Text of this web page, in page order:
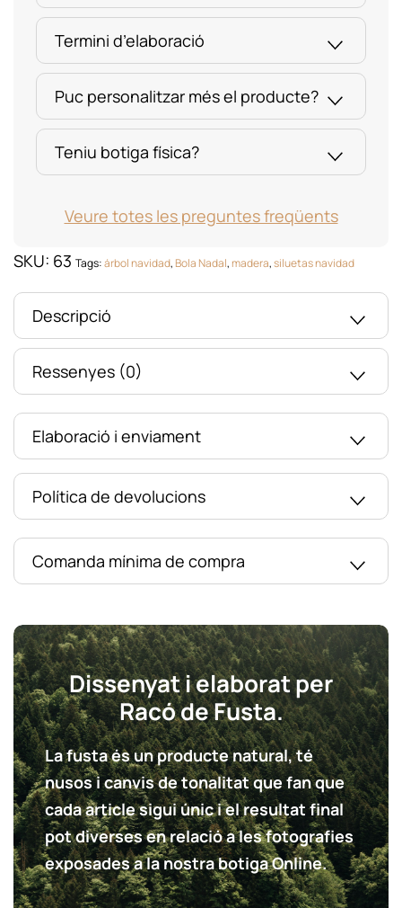
Termini d’elaboració
Puc personalitzar més el producte?
Teniu botiga física?
Veure totes les preguntes freqüents
SKU: 63 Tags:árbol navidad,Bola Nadal,madera,siluetas navidad
Descripció
Ressenyes (0)
Elaboració i enviament
Política de devolucions
Comanda mínima de compra
Dissenyat i elaborat per
Racó de Fusta.
La fusta és un producte natural, té
nusos i canvis de tonalitat que fan que
cada article sigui únic i el resultat final
pot diverses en relació a les fotografies
exposades a la nostra botiga Online.